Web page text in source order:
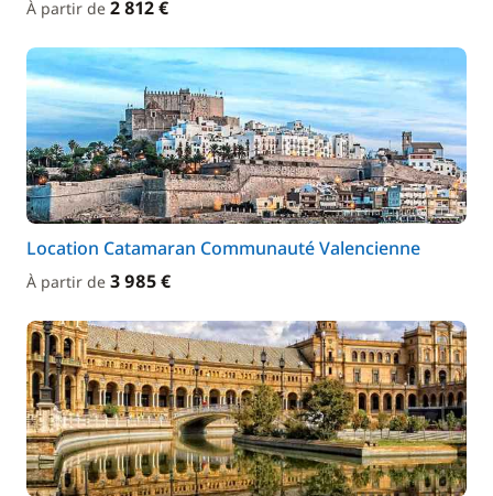
À partir de 2 812 €
Location Catamaran Communauté Valencienne
À partir de 3 985 €